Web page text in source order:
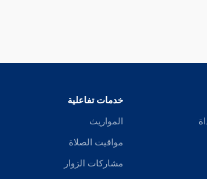
خدمات تفاعلية
المواريث
مواقيت الصلاة
مشاركات الزوار